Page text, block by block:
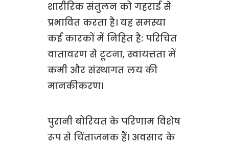
शारीरिक संतुलन को गहराई से
प्रभावित करता है। यह समस्या
कई कारकों में निहित है: परिचित
वातावरण से टूटना, स्वायत्तता में
कमी और संस्थागत लय की
मानकीकरण।
पुरानी बोरियत के परिणाम विशेष
रूप से चिंताजनक हैं। अवसाद के